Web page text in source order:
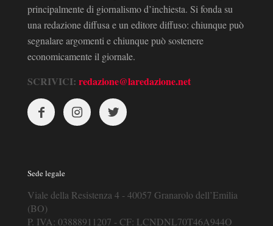
principalmente di giornalismo d’inchiesta. Si fonda su
una redazione diffusa e un editore diffuso: chiunque può
segnalare argomenti e chiunque può sostenere
economicamente il giornale.
SCRIVICI: redazione@laredazione.net
Sede legale
Viale della Resistenza 4 - 40057 Granarolo dell’Emilia
(BO)
P. IVA: 03888911207 - CF: LCNDNL70T46A944O